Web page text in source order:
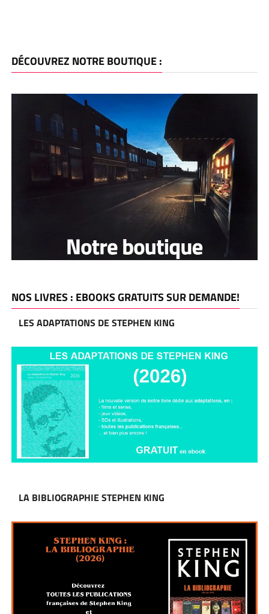
DÉCOUVREZ NOTRE BOUTIQUE :
NOS LIVRES : EBOOKS GRATUITS SUR DEMANDE!
LES ADAPTATIONS DE STEPHEN KING
LA BIBLIOGRAPHIE STEPHEN KING